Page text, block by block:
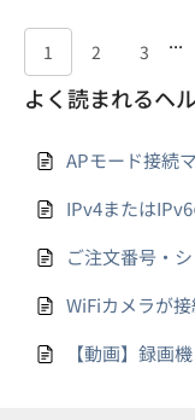
1 2 3 ...
よく読まれるヘ
APモード接続
IPv4または
ご注文番号・
WiFiカメラが
【動画】録画